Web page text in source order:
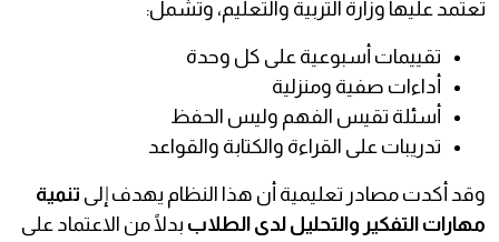
تعتمد عليها وزارة التربية والتعليم، وتشمل:
تقييمات أسبوعية على كل وحدة
أداءات صفية ومنزلية
أسئلة تقيس الفهم وليس الحفظ
تدريبات على القراءة والكتابة والقواعد
وقد أكدت مصادر تعليمية أن هذا النظام يهدف إلى تنمية
مهارات التفكير والتحليل لدى الطلاب بدلًا من الاعتماد على